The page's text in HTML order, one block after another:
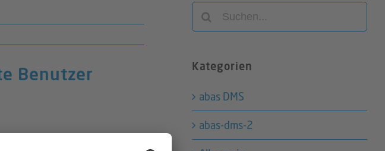
Benutzer
Suche
nach:
Kategorien
abas DMS
abas-dms-2